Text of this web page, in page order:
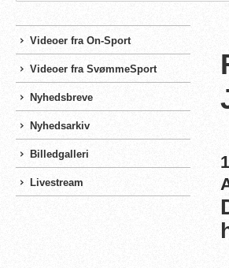
Videoer fra On-Sport
Videoer fra SvømmeSport
Nyhedsbreve
Nyhedsarkiv
Billedgalleri
Livestream